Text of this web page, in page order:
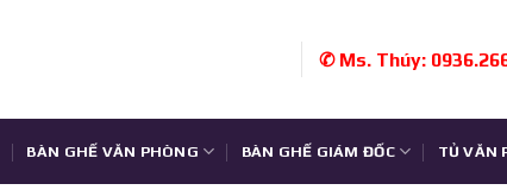
✆ Ms. Thúy:
BÀN GHẾ VĂN PHÒNG BÀN GHẾ GIÁM ĐỐC TỦ VĂN